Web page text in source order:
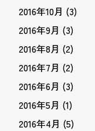
2016年10月 (3)
2016年9月 (3)
2016年8月 (2)
2016年7月 (2)
2016年6月 (3)
2016年5月 (1)
2016年4月 (5)